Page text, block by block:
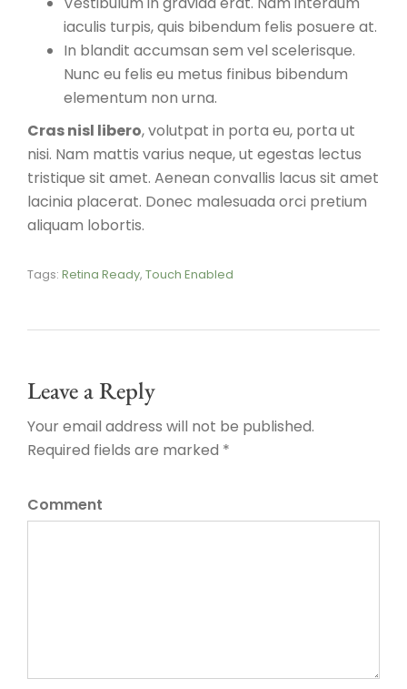
iaculis turpis, quis bibendum felis posuere at.
In blandit accumsan sem vel scelerisque.
Nunc eu felis eu metus finibus bibendum
elementum non urna.
Cras nisl libero, volutpat in porta eu, porta ut
nisi. Nam mattis varius neque, ut egestas lectus
tristique sit amet. Aenean convallis lacus sit amet
lacinia placerat. Donec malesuada orci pretium
aliquam lobortis.
Tags: Retina Ready, Touch Enabled
Leave a Reply
Your email address will not be published.
Required fields are marked *
Comment